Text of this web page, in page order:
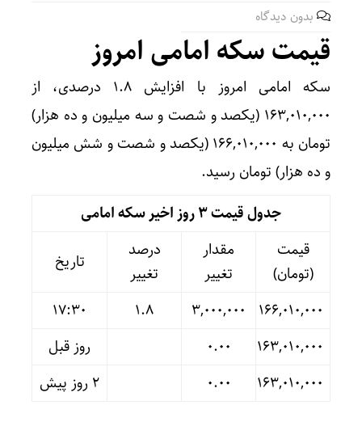
بدون دیدگاه
قیمت سکه امامی امروز
سکه امامی امروز با افزایش ۱.۸ درصدی، از
۱۶۳,۰۱۰,۰۰۰ (یکصد و شصت و سه میلیون و ده هزار)
تومان به ۱۶۶,۰۱۰,۰۰۰ (یکصد و شصت و شش میلیون
و ده هزار) تومان رسید.
جدول قیمت 3 روز اخیر سکه امامی
قیمت
(تومان)
مقدار
تغییر
درصد
تغییر
تاریخ
۱۶۶,۰۱۰,۰۰۰
۳,۰۰۰,۰۰۰ ۱.۸
17:30
۱۶۳,۰۱۰,۰۰۰
۰.۰۰
روز قبل
۱۶۳,۰۱۰,۰۰۰
۰.۰۰ ۲ روز پیش